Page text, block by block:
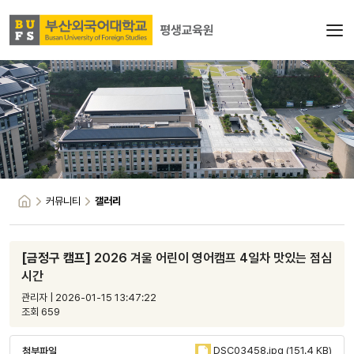
커뮤니티 갤러리
[금정구 캠프] 2026 겨울 어린이 영어캠프 4일차 맛있는 점심
시간
관리자 | 2026-01-15 13:47:22
조회 659
첨부파일 DSC03458.jpg (151.4 KB)